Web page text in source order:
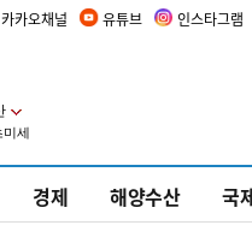
카카오채널 유튜브 인스타그램
경제 해양수산 국